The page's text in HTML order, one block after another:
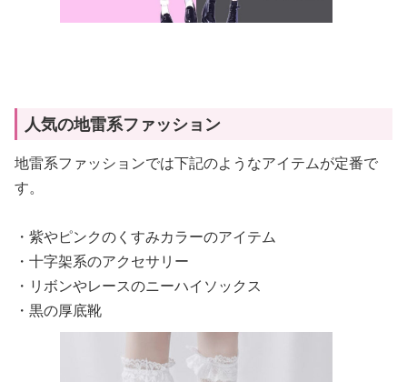
人気の地雷系ファッション
地雷系ファッションでは下記のようなアイテムが定番で
す。
・紫やピンクのくすみカラーのアイテム
・十字架系のアクセサリー
・リボンやレースのニーハイソックス
・黒の厚底靴